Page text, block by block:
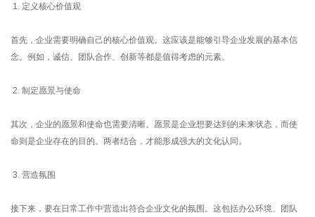
1. 定义核心价值观
首先，企业需要明确自己的核心价值观。这应该是能够引导企业发展的基本信
念。例如，诚信、团队合作、创新等都是值得考虑的元素。
2. 制定愿景与使命
其次，企业的愿景和使命也需要清晰。愿景是企业想要达到的未来状态，而使
命则是企业存在的目的。两者结合，才能形成强大的文化认同。
3. 营造氛围
接下来，要在日常工作中营造出符合企业文化的氛围。这包括办公环境、团队